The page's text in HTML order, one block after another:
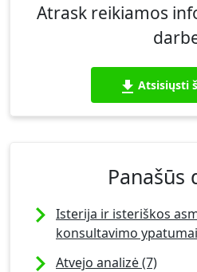
Atrask reikiamos
Atsisiųsti
Panašūs
Isterija ir isteriškos
konsultavimo ypatumai
Atvejo analizė (7)